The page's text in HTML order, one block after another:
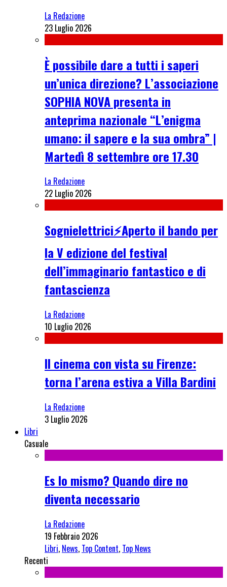
La Redazione
23 Luglio 2026
È possibile dare a tutti i saperi
un’unica direzione? L’associazione
SOPHIA NOVA presenta in
anteprima nazionale “L’enigma
umano: il sapere e la sua ombra” |
Martedì 8 settembre ore 17.30
La Redazione
22 Luglio 2026
Sognielettrici⚡Aperto il bando per
la V edizione del festival
dell’immaginario fantastico e di
fantascienza
La Redazione
10 Luglio 2026
Il cinema con vista su Firenze:
torna l’arena estiva a Villa Bardini
La Redazione
3 Luglio 2026
Libri
Casuale
Es lo mismo? Quando dire no
diventa necessario
La Redazione
19 Febbraio 2026
Libri, News, Top Content, Top News
Recenti